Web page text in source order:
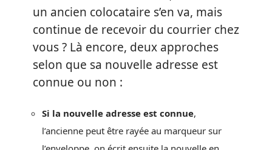
un ancien colocataire s’en va, mais
continue de recevoir du courrier chez
vous ? Là encore, deux approches
selon que sa nouvelle adresse est
connue ou non :
Si la nouvelle adresse est connue,
l’ancienne peut être rayée au marqueur sur